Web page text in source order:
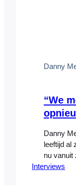
Danny
“We
Danny
leeftijd al
nu vanuit
Interviews